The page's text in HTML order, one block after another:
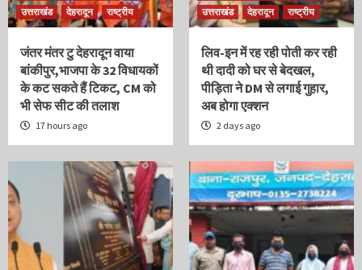
उत्तराखंड
देहरादून राष्ट्रीय
जंतर मंतर टु देहरादून वाया
बांकीपुर,भाजपा के 32 विधायकों
के कट सकते हैं टिकट, CM को
भी सेफ सीट की तलाश
17 hours ago
उत्तराखंड
देहरादून राष्ट्रीय
लिव-इन में रह रही पोती कर रही
थी दादी को घर से बेदखल,
पीड़िता ने DM से लगाई गुहार,
अब होगा एक्शन
2 days ago